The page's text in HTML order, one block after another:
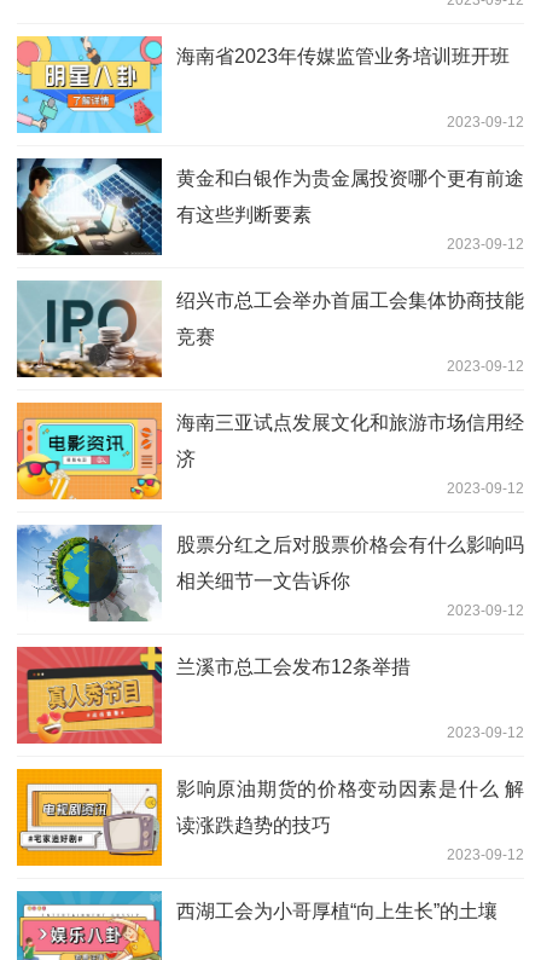
海南省2023年传媒监管业务培训班开班
2023-09-12
黄金和白银作为贵金属投资哪个更有前途
有这些判断要素
2023-09-12
绍兴市总工会举办首届工会集体协商技能
竞赛
2023-09-12
海南三亚试点发展文化和旅游市场信用经
济
2023-09-12
股票分红之后对股票价格会有什么影响吗
相关细节一文告诉你
2023-09-12
兰溪市总工会发布12条举措
2023-09-12
影响原油期货的价格变动因素是什么 解
读涨跌趋势的技巧
2023-09-12
西湖工会为小哥厚植“向上生长”的土壤